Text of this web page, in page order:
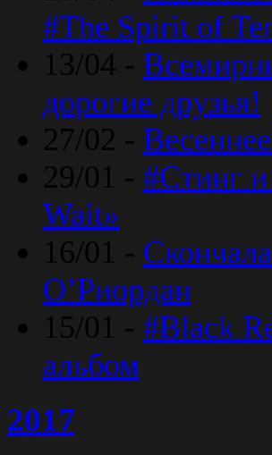
#The Spirit of
13/04 -
дорогие друзья!
27/02 -
29/01 - #Стинг
Wait»
16/01 -
O’Риордан
15/01 - #Black
альбом
2017